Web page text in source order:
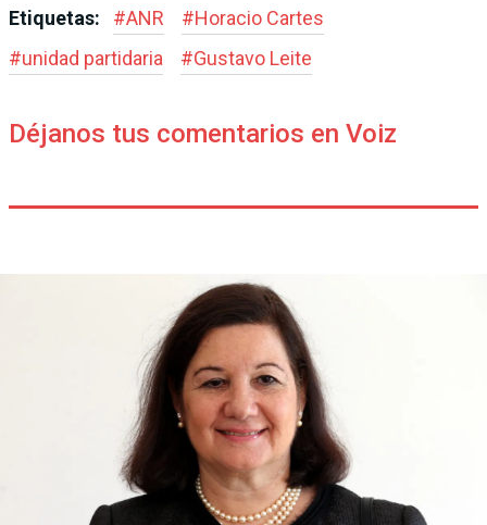
Etiquetas: #ANR #Horacio Cartes
#unidad partidaria #Gustavo Leite
Déjanos tus comentarios en Voiz